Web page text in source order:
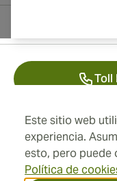
Este sitio web
experiencia.
esto, pero puede
Política de
Toll